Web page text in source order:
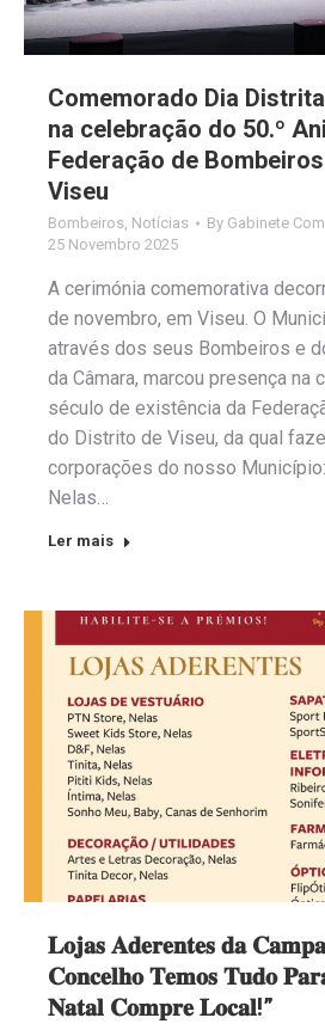
Comemorado Dia
na celebração do 50.º
Federação de
Viseu
Bombeiros Notícias By Gabinete
25 Novembro 2025
A cerimónia comemorativa
de novembro, em Viseu. O
através dos seus Bombeiros e
da Câmara, marcou presença na
século de existência da
do Distrito de Viseu, da qual
corporações do nosso
Nelas…
Ler mais
𝐋𝐨𝐣𝐚𝐬 𝐀𝐝𝐞𝐫𝐞𝐧𝐭𝐞𝐬 𝐝𝐚
𝐂𝐨𝐧𝐜𝐞𝐥𝐡𝐨 𝐓𝐞𝐦𝐨𝐬 𝐓𝐮𝐝𝐨
𝐍𝐚𝐭𝐚𝐥 𝐂𝐨𝐦𝐩𝐫𝐞 𝐋𝐨𝐜𝐚𝐥!”